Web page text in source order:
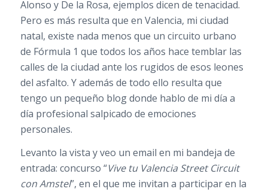
Alonso y De la Rosa, ejemplos dicen de tenacidad.
Pero es más resulta que en Valencia, mi ciudad
natal, existe nada menos que un circuito urbano
de Fórmula 1 que todos los años hace temblar las
calles de la ciudad ante los rugidos de esos leones
del asfalto. Y además de todo ello resulta que
tengo un pequeño blog donde hablo de mi día a
día profesional salpicado de emociones
personales.
Levanto la vista y veo un email en mi bandeja de
entrada: concurso “Vive tu Valencia Street Circuit
con Amstel”, en el que me invitan a participar en la